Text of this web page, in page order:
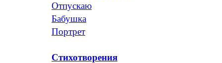
Отпускаю
Бабушка
Портрет
Стихотворения